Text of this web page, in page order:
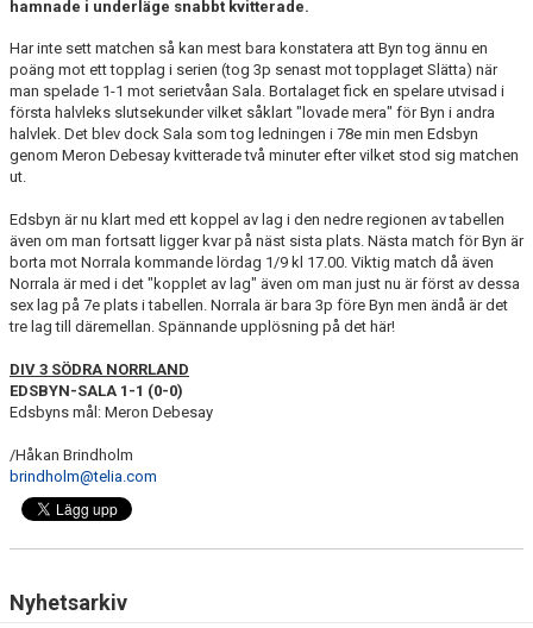
VÅRA LAG/KONTAKT
FÖRENINGSKLÄDER
BLI MEDLEM OCH STÖD EDSBYNS IF FOTBOLL
hamnade i underläge snabbt kvitterade.
Har inte sett matchen så kan mest bara konstatera att Byn tog ännu en
poäng mot ett topplag i serien (tog 3p senast mot topplaget Slätta) när
man spelade 1-1 mot serietvåan Sala. Bortalaget fick en spelare utvisad i
första halvleks slutsekunder vilket såklart "lovade mera" för Byn i andra
halvlek. Det blev dock Sala som tog ledningen i 78e min men Edsbyn
genom Meron Debesay kvitterade två minuter efter vilket stod sig matchen
ut.
Edsbyn är nu klart med ett koppel av lag i den nedre regionen av tabellen
även om man fortsatt ligger kvar på näst sista plats. Nästa match för Byn är
borta mot Norrala kommande lördag 1/9 kl 17.00. Viktig match då även
Norrala är med i det "kopplet av lag" även om man just nu är först av dessa
sex lag på 7e plats i tabellen. Norrala är bara 3p före Byn men ändå är det
tre lag till däremellan. Spännande upplösning på det här!
DIV 3 SÖDRA NORRLAND
EDSBYN-SALA 1-1 (0-0)
Edsbyns mål: Meron Debesay
/Håkan Brindholm
brindholm@telia.com
Nyhetsarkiv